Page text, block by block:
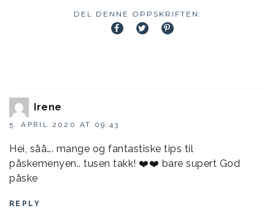
DEL DENNE OPPSKRIFTEN:
Irene
5. APRIL 2020 AT 09:43
Hei, såå…. mange og fantastiske tips til
påskemenyen.. tusen takk! ❤️❤️ bare supert God
påske
REPLY